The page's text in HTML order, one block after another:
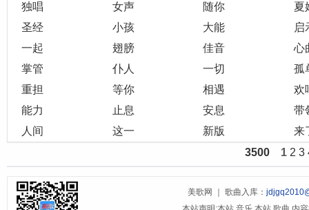
独唱
女声 随你
夏
圣经
小孩 大能
启
一起
翅膀 佳音
心
掌管
仆人 一切
孤
重担
等你 相遇
欢
能力
止息 安息
带
人间
这一 新版
来
3500
1 2 3
美歌网 ｜ 歌曲入库：